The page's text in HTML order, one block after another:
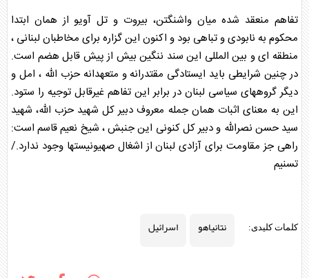
تفاهم منعقد شده میان واشنگتن، بیروت و تل آویو از همان ابتدا
محکوم به نابودی و تباهی بود و اکنون این گزاره برای مخاطبان لبنانی ،
منطقه ای و بین المللی این سند ننگین بیش از پیش قابل هضم است.
در چنین شرایطی باید ایستادگی مقتدرانه و متعهدانه حزب الله ، امل و
دیگر گروههای سیاسی لبنان در برابر این تفاهم غیرقابل توجیه را ستود.
این به معنای اثبات همان جمله معروف دبیر کل شهید حزب الله، شهید
سید حسن نصرالله و دبیر کل کنونی این جنبش ، شیخ نعیم قاسم است:
راهی جز مقاومت برای آزادی لبنان از اشغال صهیونیستها وجود ندارد./
تسنیم
کلمات کلیدی: نتانیاهو اسرائیل